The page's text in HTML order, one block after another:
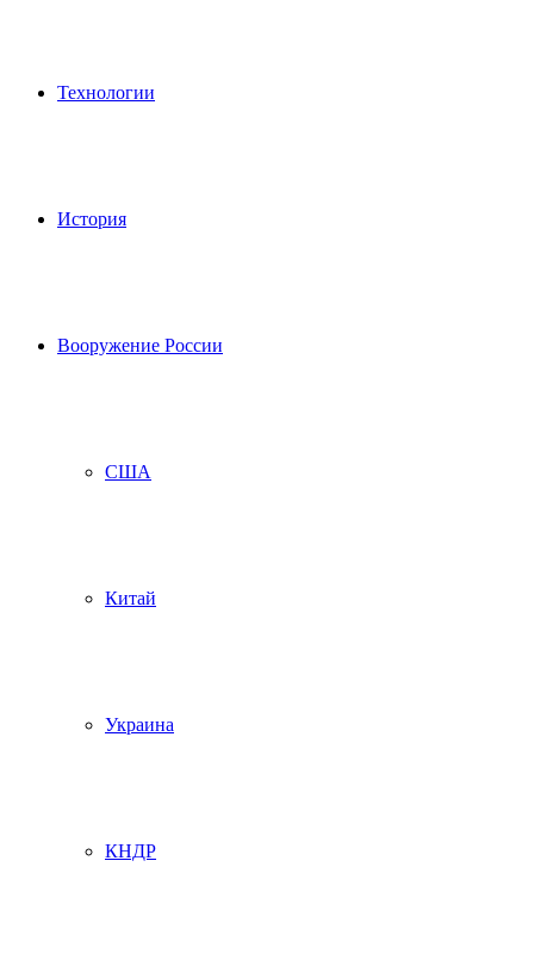
Технологии
История
Вооружение России
США
Китай
Украина
КНДР